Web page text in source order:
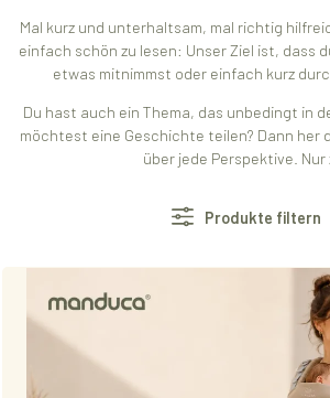
Mal kurz und unterhaltsam, mal richtig
einfach schön zu lesen: Unser Ziel ist, dass
etwas mitnimmst oder einfach kurz
Du hast auch ein Thema, das unbedingt in
möchtest eine Geschichte teilen? Dann her
über jede Perspektive. Nur
Produkte filtern